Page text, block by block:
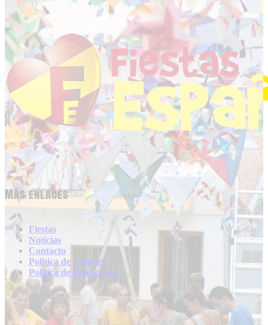
Más enlaces
Fiestas
Noticias
Contacto
Politica de Cookies
Politica de Privacidad